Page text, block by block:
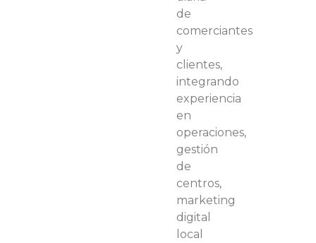
de
comerciantes
y
clientes,
integrando
experiencia
en
operaciones,
gestión
de
centros,
marketing
digital
local